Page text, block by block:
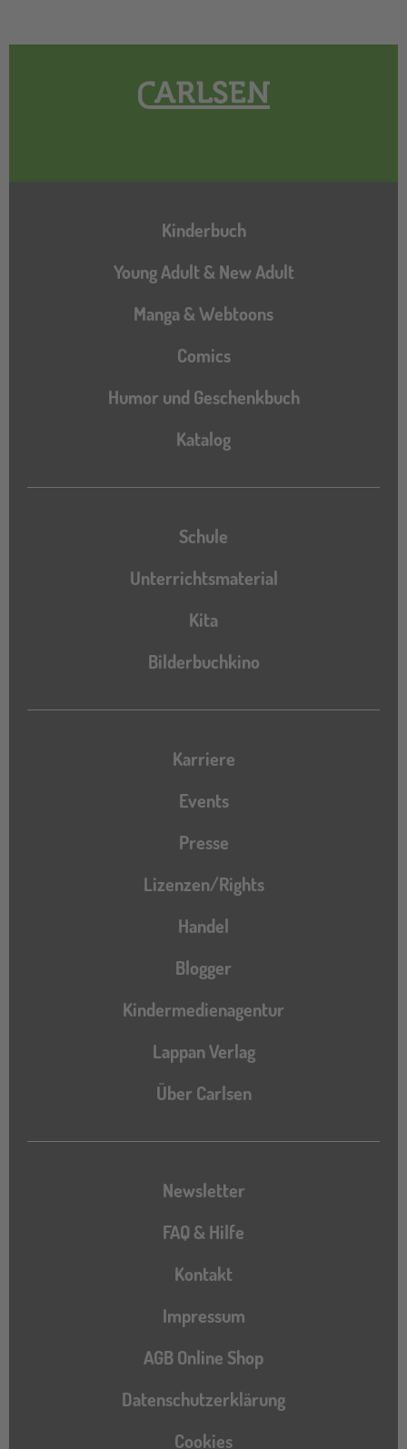
Hauptnavigation
Kinderbuch
Young Adult & New Adult
Manga & Webtoons
Comics
Humor und Geschenkbuch
Katalog
Katalog
Schule
Unterrichtsmaterial
Kita
Bilderbuchkino
Karriere
Events
Presse
Lizenzen/Rights
Handel
Blogger
Kindermedienagentur
Lappan Verlag
Über Carlsen
Newsletter
FAQ & Hilfe
Kontakt
Impressum
AGB Online Shop
Datenschutzerklärung
Cookies